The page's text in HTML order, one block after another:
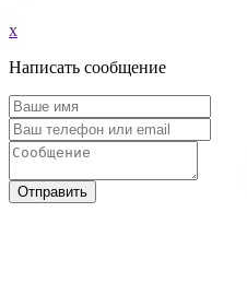
x
Написать сообщение
Отправить